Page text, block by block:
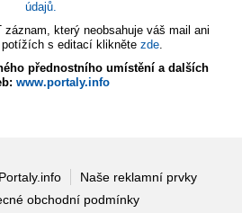
údajů.
záznam, který neobsahuje váš mail ani
potížích s editací klikněte zde.
přednostního umístění a dalších
www.portaly.info
Naše reklamní prvky
obchodní podmínky